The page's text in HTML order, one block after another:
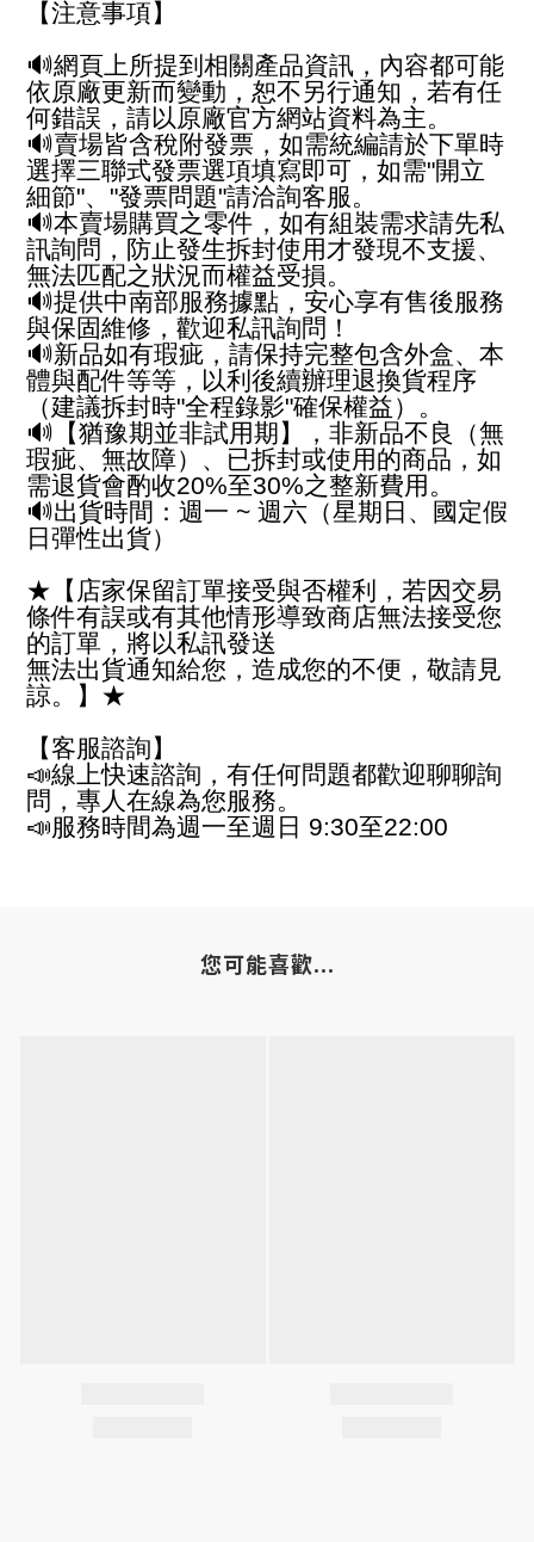
【注意事項】
🔊網頁上所提到相關產品資訊，內容都可能
依原廠更新而變動，恕不另行通知，若有任
何錯誤，請以原廠官方網站資料為主。
🔊賣場皆含稅附發票，如需統編請於下單時
選擇三聯式發票選項填寫即可，如需"開立
細節"、"發票問題"請洽詢客服。
🔊本賣場購買之零件，如有組裝需求請先私
訊詢問，防止發生拆封使用才發現不支援、
無法匹配之狀況而權益受損。
🔊提供中南部服務據點，安心享有售後服務
與保固維修，歡迎私訊詢問！
🔊新品如有瑕疵，請保持完整包含外盒、本
體與配件等等，以利後續辦理退換貨程序
（建議拆封時"全程錄影"確保權益）。
🔊【猶豫期並非試用期】，非新品不良（無
瑕疵、無故障）、已拆封或使用的商品，如
需退貨會酌收20%至30%之整新費用。
🔊出貨時間：週一 ~ 週六（星期日、國定假
日彈性出貨）
★【店家保留訂單接受與否權利，若因交易
條件有誤或有其他情形導致商店無法接受您
的訂單，將以私訊發送
無法出貨通知給您，造成您的不便，敬請見
諒。】★
【客服諮詢】
📣線上快速諮詢，有任何問題都歡迎聊聊詢
問，專人在線為您服務。
📣服務時間為週一至週日 9:30至22:00
您可能喜歡...